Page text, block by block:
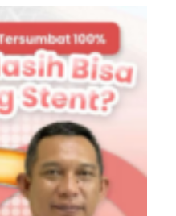
Waspadai
(CVI)